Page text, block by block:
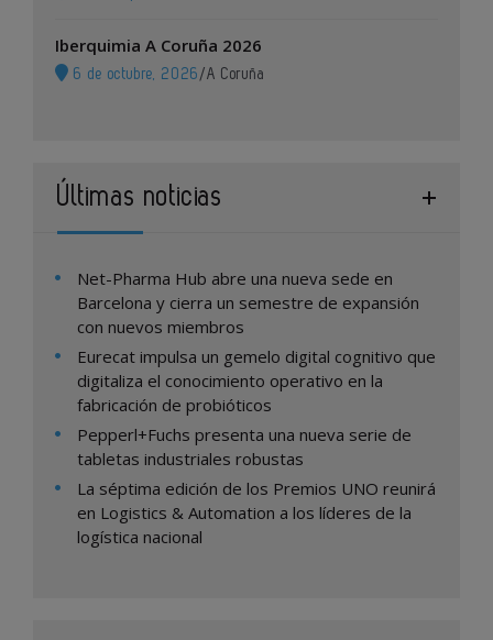
Iberquimia A Coruña 2026
6 de octubre, 2026 /A Coruña
Últimas noticias
Net-Pharma Hub abre una nueva sede en
Barcelona y cierra un semestre de expansión
con nuevos miembros
Eurecat impulsa un gemelo digital cognitivo que
digitaliza el conocimiento operativo en la
fabricación de probióticos
Pepperl+Fuchs presenta una nueva serie de
tabletas industriales robustas
La séptima edición de los Premios UNO reunirá
en Logistics & Automation a los líderes de la
logística nacional